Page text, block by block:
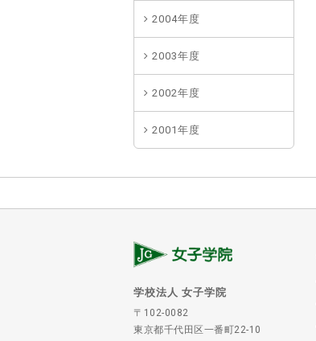
2004年度
2003年度
2002年度
2001年度
学校法人 女子学院
〒102-0082
東京都千代田区一番町22-10